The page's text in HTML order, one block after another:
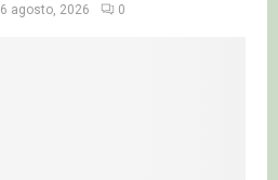
6 agosto, 2026 0